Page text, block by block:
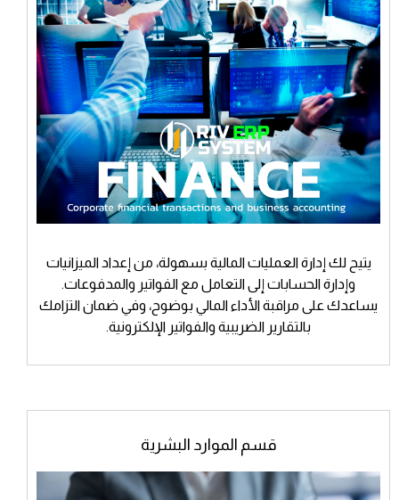
يتيح لك إدارة العمليات المالية بسهولة، من إعداد الميزانيات
وإدارة الحسابات إلى التعامل مع الفواتير والمدفوعات.
يساعدك على مراقبة الأداء المالي بوضوح، وفي ضمان التزامك
بالتقارير الضريبية والفواتير الإلكترونية.
قسم الموارد البشرية